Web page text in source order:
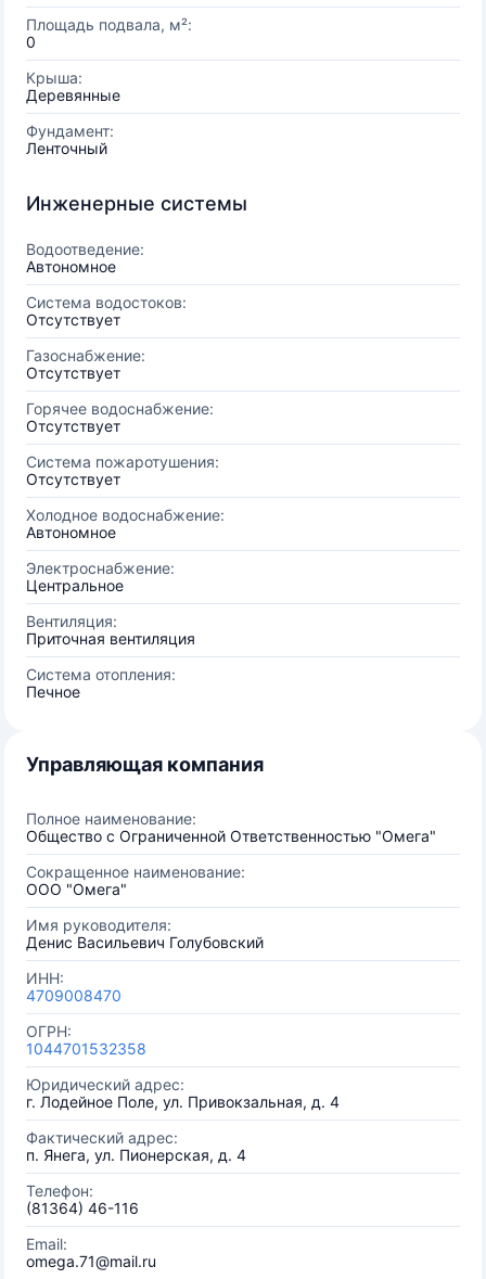
Площадь подвала, м²:
0
Крыша:
Деревянные
Фундамент:
Ленточный
Инженерные системы
Водоотведение:
Автономное
Система водостоков:
Отсутствует
Газоснабжение:
Отсутствует
Горячее водоснабжение:
Отсутствует
Система пожаротушения:
Отсутствует
Холодное водоснабжение:
Автономное
Электроснабжение:
Центральное
Вентиляция:
Приточная вентиляция
Система отопления:
Печное
Управляющая компания
Полное наименование:
Общество с Ограниченной Ответственностью "Омега"
Сокращенное наименование:
ООО "Омега"
Имя руководителя:
Денис Васильевич Голубовский
ИНН:
4709008470
ОГРН:
1044701532358
Юридический адрес:
г. Лодейное Поле, ул. Привокзальная, д. 4
Фактический адрес:
п. Янега, ул. Пионерская, д. 4
Телефон:
(81364) 46-116
Email:
omega.71@mail.ru